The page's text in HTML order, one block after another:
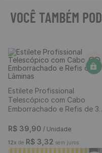
VOCÊ TAMBÉM